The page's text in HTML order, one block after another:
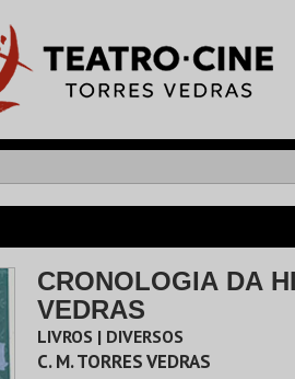
CRONOLOGIA DA
VEDRAS
LIVROS | DIVERSOS
C. M. TORRES VEDRAS